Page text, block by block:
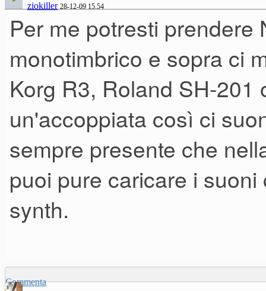
ziokiller 28-12-09 15.54
Per me potresti
monotimbrico e sopra ci
Korg R3, Roland SH-
un'accoppiata così ci
sempre presente che
puoi pure caricare i
synth.
Commenta